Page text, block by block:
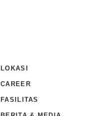
LOKASI
CAREER
FASILITAS